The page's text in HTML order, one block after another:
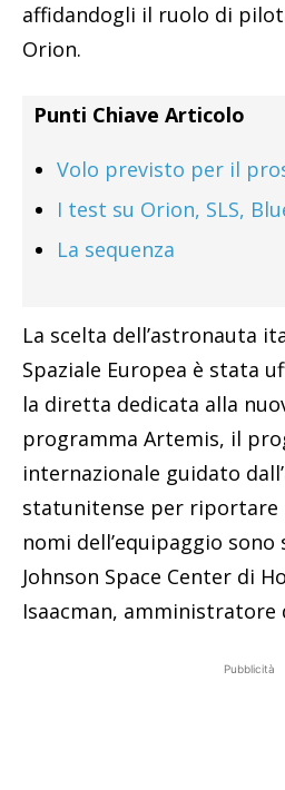
affidandogli il ruolo di
Orion.
Punti Chiave Articolo
Volo previsto per il
I test su Orion, SLS,
La sequenza
La scelta dell’astronauta
Spaziale Europea è stata
la diretta dedicata alla
programma Artemis, il
internazionale guidato
statunitense per riportare
nomi dell’equipaggio
Johnson Space Center di
Isaacman, amministratore
Pubblicità